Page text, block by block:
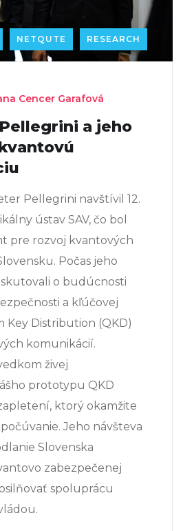
NETQUTE RESEARCH
Cencer Garafová
a jeho
Pellegrini navštívil 12.
ústav SAV, čo bol
pre rozvoj kvantových
Počas jeho
o budúcnosti
a kľúčovej
Distribution (QKD)
komunikácií.
živej
prototypu QKD
ktorý okamžite
Jeho návšteva
Slovenska
zabezpečenej
spoluprácu